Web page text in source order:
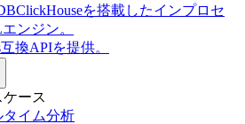
ClickHouseを搭載したインプロセ
ンジン。
互換APIを提供。
ース
タイム分析